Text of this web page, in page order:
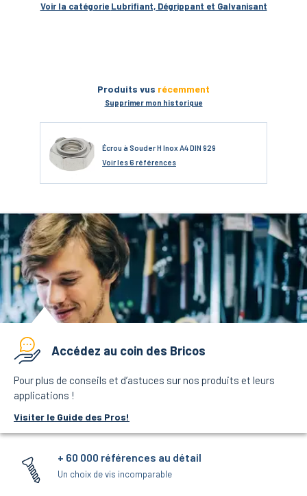
Voir la catégorie Lubrifiant, Dégrippant et Galvanisant
Produits vus récemment
Supprimer mon historique
Écrou à Souder H Inox A4 DIN 929
Voirles 6 références
Accédez au coin des Bricos
Pour plus de conseils et d’astuces sur nos produits et leurs
applications !
Visiter le Guide des Pros!
+ 60 000 références au détail
Un choix de vis incomparable